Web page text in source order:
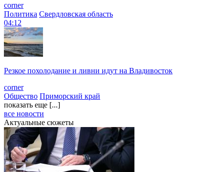
corner
Политика Свердловская область
04:12
Резкое похолодание и ливни идут на Владивосток
corner
Общество Приморский край
показать еще [...]
все новости
Актуальные сюжеты